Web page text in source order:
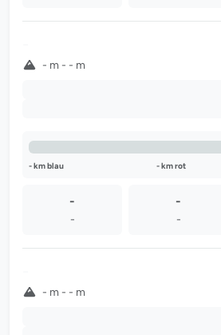
- m - - m
- km blau - km rot
-
-
-
-
- m - - m